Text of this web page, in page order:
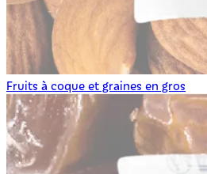
Fruits à coque et graines en gros